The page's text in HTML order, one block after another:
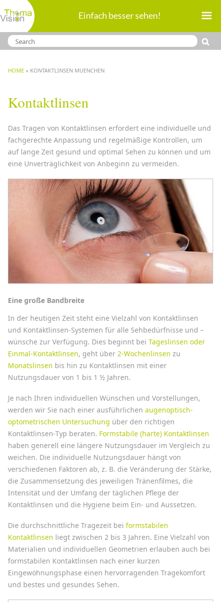
Direkt
zum
Inhalt
Einfach besser sehen!
BREADCRUMB
HOME KONTAKTLINSEN MUENCHEN
Kontaktlinsen
Das Tragen von Kontaktlinsen erfordert eine individuelle und
fachgerechte Anpassung und regelmäßige Kontrollen, um
auf lange Zeit gesund und optimal Sehen zu können und um
eine Unverträglichkeit von Anbeginn zu vermeiden.
Eine große Bandbreite
In der heutigen Zeit steht eine Vielzahl von Kontaktlinsen
und Kontaktlinsen-Systemen für alle Sehbedürfnisse und –
wünsche zur Verfügung. Dies beginnt bei Tageslinsen oder
Einmal-Kontaktlinsen, geht über 2-Wochenlinsen zu
Monatslinsen bis hin zu Kontaktlinsen mit einer
Nutzungsdauer von 1 bis 1 ½ Jahren.
Je nach Ihren individuellen Wünschen und Vorstellungen,
werden wir Sie nach einer ausführlichen augenoptisch-
optometrischen Untersuchung über den richtigen
Kontaktlinsen-Typ beraten. Formstabile (harte) Kontaktlinsen
haben generell eine längere Nutzungsdauer im Vergleich zu
weichen. Die individuelle Nutzungsdauer hängt von
verschiedenen Faktoren ab, z. B. die Veränderung der Stärke,
die Zusammensetzung des jeweiligen Tränenfilmes, die
Intensität und der Umfang der täglichen Pflege der
Kontaktlinsen und die Hygiene beim Ein- und Aussetzen.
Die durchschnittliche Tragezeit bei formstabilen
Kontaktlinsen liegt zwischen 2 bis 3 Jahren. Eine Vielzahl von
Materialien und individuellen Geometrien erlauben auch bei
formstabilen Kontaktlinsen nach einer kurzen
Eingewöhnungsphase einen hervorragenden Tragekomfort
und bestes und gesundes Sehen.